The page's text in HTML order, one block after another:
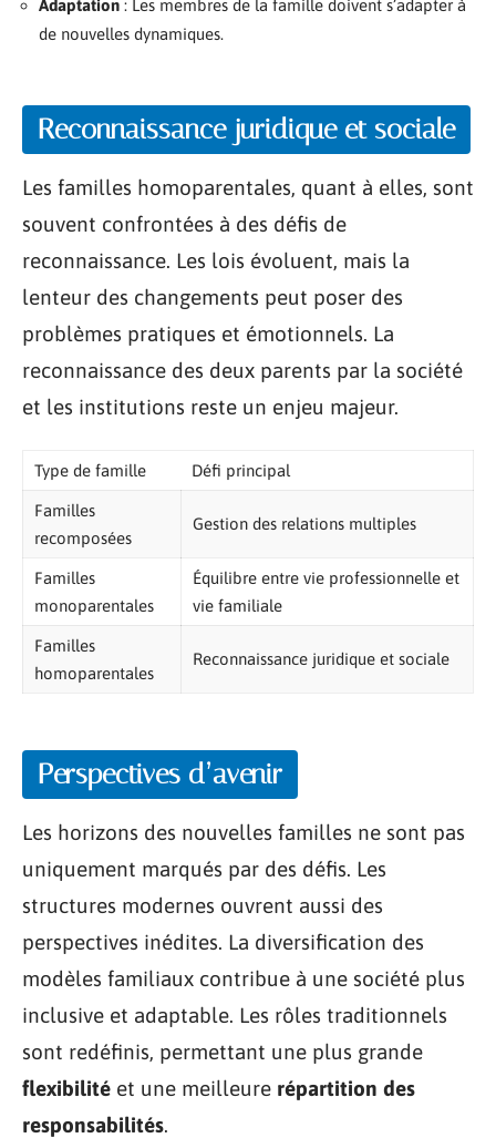
Adaptation : Les membres de la famille doivent s’adapter à
de nouvelles dynamiques.
Reconnaissance juridique et sociale
Les familles homoparentales, quant à elles, sont
souvent confrontées à des défis de
reconnaissance. Les lois évoluent, mais la
lenteur des changements peut poser des
problèmes pratiques et émotionnels. La
reconnaissance des deux parents par la société
et les institutions reste un enjeu majeur.
Type de famille Défi principal
Familles
recomposées
Gestion des relations multiples
Familles
monoparentales
Équilibre entre vie professionnelle et
vie familiale
Familles
homoparentales
Reconnaissance juridique et sociale
Perspectives d’avenir
Les horizons des nouvelles familles ne sont pas
uniquement marqués par des défis. Les
structures modernes ouvrent aussi des
perspectives inédites. La diversification des
modèles familiaux contribue à une société plus
inclusive et adaptable. Les rôles traditionnels
sont redéfinis, permettant une plus grande
flexibilité et une meilleure répartition des
responsabilités.